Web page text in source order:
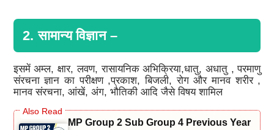
2. सामान्य विज्ञान –
इसमें अम्ल, क्षार, लवण, रासायनिक अभिक्रिया,धातु, अधातु , परमाणु
संरचना ज्ञान का परीक्षण ,प्रकाश, बिजली, रोग और मानव शरीर ,
मानव संरचना, आंखें, अंग, भौतिकी आदि जैसे विषय शामिल
MP Group 2 Sub Group 4 Previous Year